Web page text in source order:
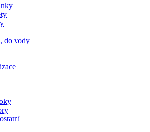
do vody